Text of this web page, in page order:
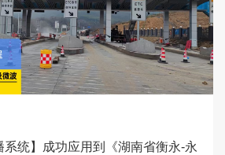
系统】成功应用到《湖南省衡永-永